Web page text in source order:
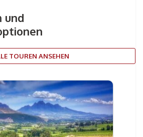
und
TOUREN ANSEHEN